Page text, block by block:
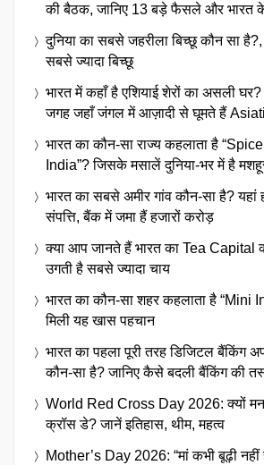
की बैठक, जानिए 13 बड़े फैसले और भारत
दुनिया का सबसे जहरीला बिच्छू कौन सा
सबसे ज्यादा बिच्छू
भारत में कहाँ है एशियाई शेरों का असली घर?
जगह जहाँ जंगल में आज़ादी से घूमते हैं
भारत का कौन-सा राज्य कहलाता है
India”? जिसके मसालें दुनिया-भर में है
भारत का सबसे अमीर गांव कौन-सा है? यहां
संपत्ति, बैंक में जमा हैं हजारों करोड़
क्या आप जानते हैं भारत का Tea Capital
उगती है सबसे ज्यादा चाय
भारत का कौन-सा शहर कहलाता है “Mini
मिली यह खास पहचान
भारत का पहला पूरी तरह डिजिटल बैंकिंग
कौन-सा है? जानिए कैसे बदली बैंकिंग की
World Red Cross Day 2026: क्यों
क्रॉस डे? जानें इतिहास, थीम, महत्व
Mother’s Day 2026: “मां कभी बूढ़ी नहीं